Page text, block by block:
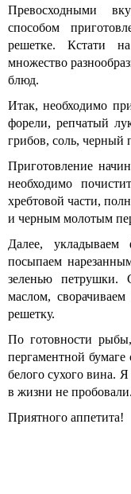
Превосходными
способом
решетке. Кстати
множество
блюд.
Итак, необходимо
форели, репчатый
грибов, соль, черный
Приготовление
необходимо
хребтовой части,
и черным молотым
Далее,
посыпаем
зеленью петрушки.
маслом,
решетку.
По готовности
пергаментной
белого сухого вина.
в жизни не пробовали.
Приятного аппетита!